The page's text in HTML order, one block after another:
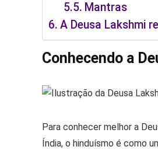
Mantras
A Deusa Lakshmi
Conhecendo a
Para conhecer melhor a
Índia, o hinduísmo é como